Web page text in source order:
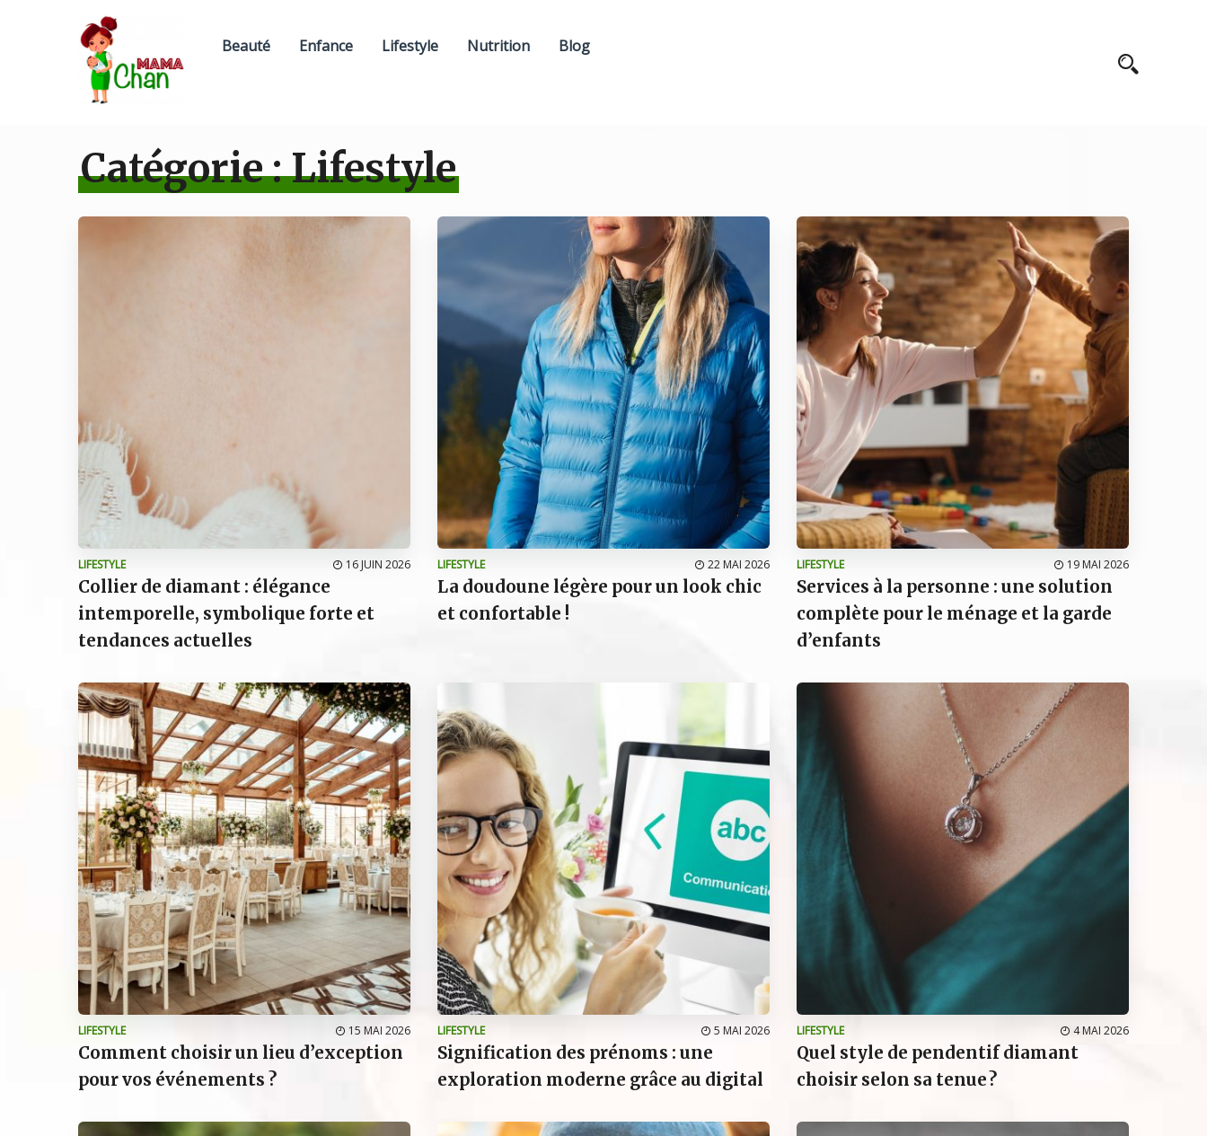
Beauté Enfance Lifestyle Nutrition Blog
Catégorie :Lifestyle
LIFESTYLE 16 JUIN 2026
Collier de diamant : élégance
intemporelle, symbolique forte et
tendances actuelles
LIFESTYLE 22 MAI 2026
La doudoune légère pour un look chic
et confortable !
LIFESTYLE 19 MAI 2026
Services à la personne : une solution
complète pour le ménage et la garde
d’enfants
LIFESTYLE 15 MAI 2026
Comment choisir un lieu d’exception
pour vos événements ?
LIFESTYLE 5 MAI 2026
Signification des prénoms : une
exploration moderne grâce au digital
LIFESTYLE 4 MAI 2026
Quel style de pendentif diamant
choisir selon sa tenue ?